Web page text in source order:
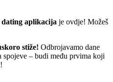
aplikacija je ovdje! Možeš
stiže! Odbrojavamo dane
– budi među prvima koji